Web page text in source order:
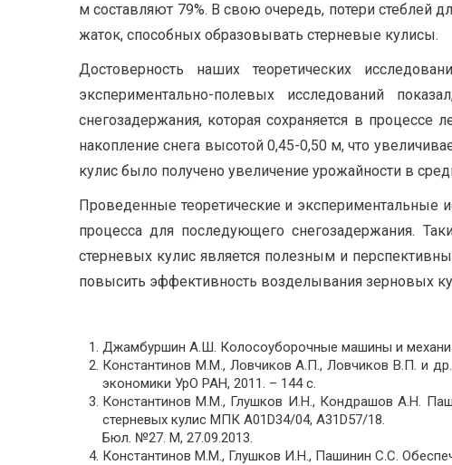
м составляют 79%. В свою очередь, потери стеблей
жаток, способных образовывать стерневые кулисы.
Достоверность наших теоретических
экспериментально-полевых исследований
снегозадержания, которая сохраняется в
накопление снега высотой 0,45-0,50 м, что
кулис было получено увеличение урожайности в
Проведенные теоретические и экспериментальные
процесса для последующего снегозадержания.
стерневых кулис является полезным и
повысить эффективность возделывания зерновых
Джамбуршин А.Ш. Колосоуборочные машины и
Константинов М.М., Ловчиков А.П., Ловчиков В.П. и др.
экономики УрО РАН, 2011. – 144 с.
Константинов М.М., Глушков И.Н., Кондрашов А.Н.
стерневых кулис МПК A01D34/04, A31D57/18.
Бюл. №27. М, 27.09.2013.
Константинов М.М., Глушков И.Н., Пашинин С.С.